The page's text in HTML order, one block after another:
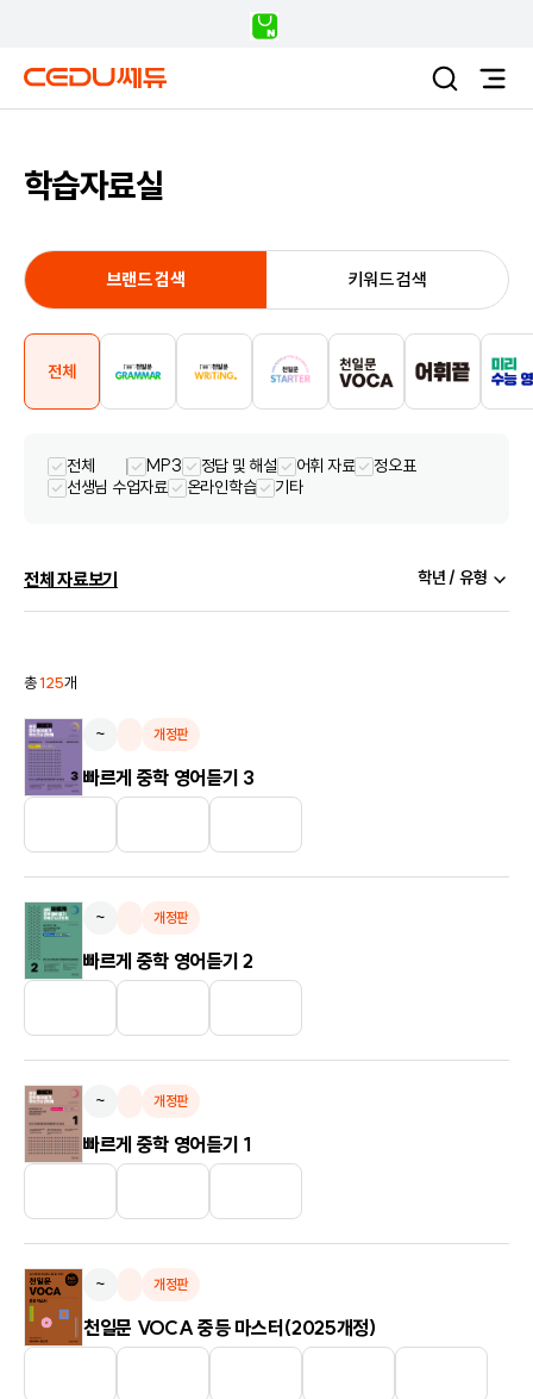
학습자료실
브랜드 검색 키워드 검색
전체 자료보기 학년 / 유형
전체
전체 MP3 정답 및 해설 어휘 자료
정오표
선생님 수업자료
온라인학습 기타
총125개
~ 개정판
빠르게 중학 영어듣기 3
~ 개정판
빠르게 중학 영어듣기 2
~ 개정판
빠르게 중학 영어듣기 1
~ 개정판
천일문 VOCA 중등 마스터(2025개정)